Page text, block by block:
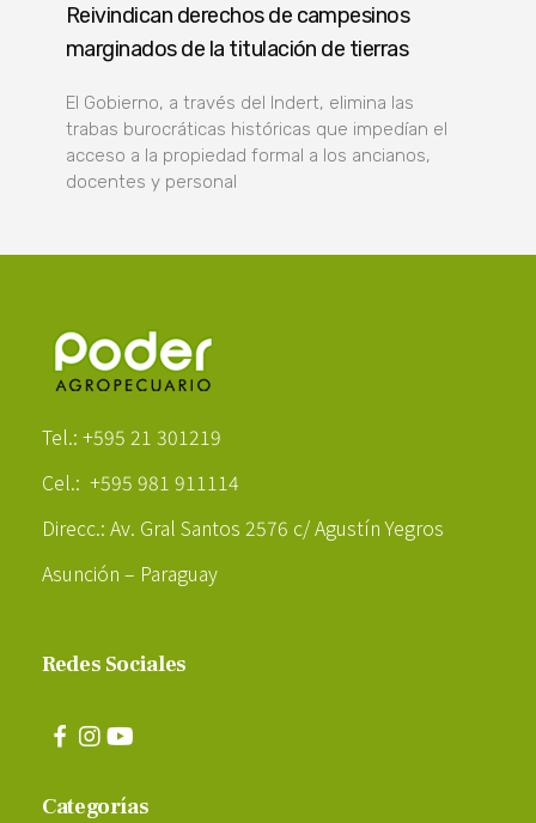
Reivindican derechos de campesinos
marginados de la titulación de tierras
El Gobierno, a través del Indert, elimina las
trabas burocráticas históricas que impedían el
acceso a la propiedad formal a los ancianos,
docentes y personal
Tel.: +595 21 301219
Cel.: +595 981 911114
Direcc.: Av. Gral Santos 2576 c/ Agustín Yegros
Asunción – Paraguay
Redes Sociales
Categorías